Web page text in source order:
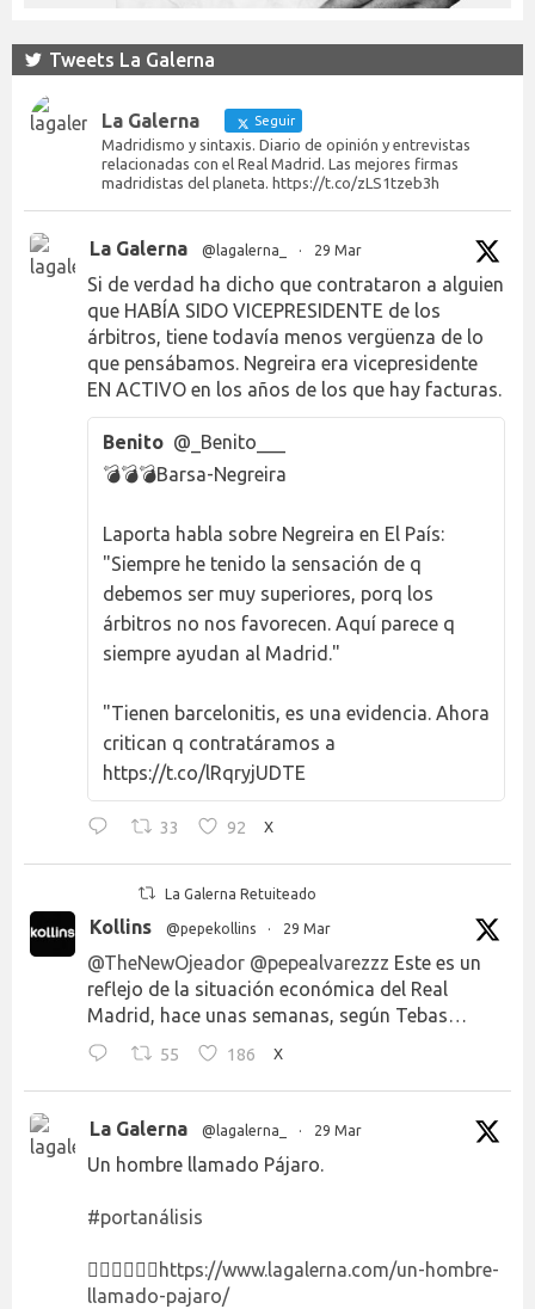
Tweets La Galerna
La Galerna Seguir
Madridismo y sintaxis. Diario de opinión y entrevistas
relacionadas con el Real Madrid. Las mejores firmas
madridistas del planeta. https://t.co/zLS1tzeb3h
La Galerna @lagalerna_ · 29 Mar
Si de verdad ha dicho que contrataron a alguien
que HABÍA SIDO VICEPRESIDENTE de los
árbitros, tiene todavía menos vergüenza de lo
que pensábamos. Negreira era vicepresidente
EN ACTIVO en los años de los que hay facturas.
Benito @_Benito___
💣💣💣Barsa-Negreira
Laporta habla sobre Negreira en El País:
"Siempre he tenido la sensación de q
debemos ser muy superiores, porq los
árbitros no nos favorecen. Aquí parece q
siempre ayudan al Madrid."
"Tienen barcelonitis, es una evidencia. Ahora
critican q contratáramos a
https://t.co/lRqryjUDTE
33 92 X
La Galerna Retuiteado
Kollins @pepekollins · 29 Mar
@TheNewOjeador @pepealvarezzz Este es un
reflejo de la situación económica del Real
Madrid, hace unas semanas, según Tebas…
55 186 X
La Galerna @lagalerna_ · 29 Mar
Un hombre llamado Pájaro.
#portanálisis
👉🏻👉🏻👉🏻 https://www.lagalerna.com/un-hombre-
llamado-pajaro/